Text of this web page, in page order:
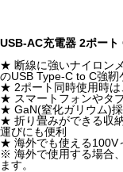
USB-AC充電器 2ポー
★ 断線に強いナイロン
のUSB Type-C to C強
★ 2ポート同時使用時は
★ スマートフォンやタ
★ GaN(窒化ガリウム)
★ 折り畳みができる収
運びにも便利
★ 海外でも使える100V
※ 海外で使用する場合
ます。